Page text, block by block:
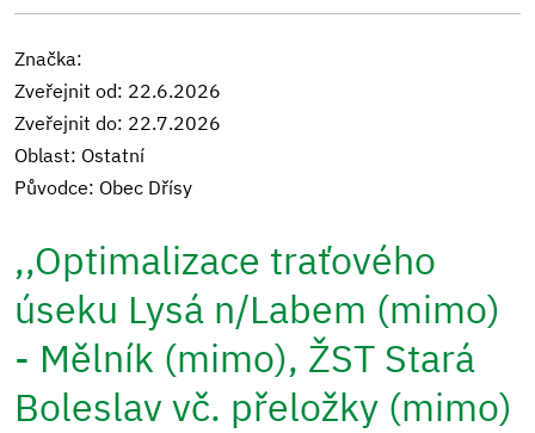
Značka:
Zveřejnit od: 22.6.2026
Zveřejnit do: 22.7.2026
Oblast: Ostatní
Původce: Obec Dřísy
,,Optimalizace traťového
úseku Lysá n/Labem (mimo)
- Mělník (mimo), ŽST Stará
Boleslav vč. přeložky (mimo)